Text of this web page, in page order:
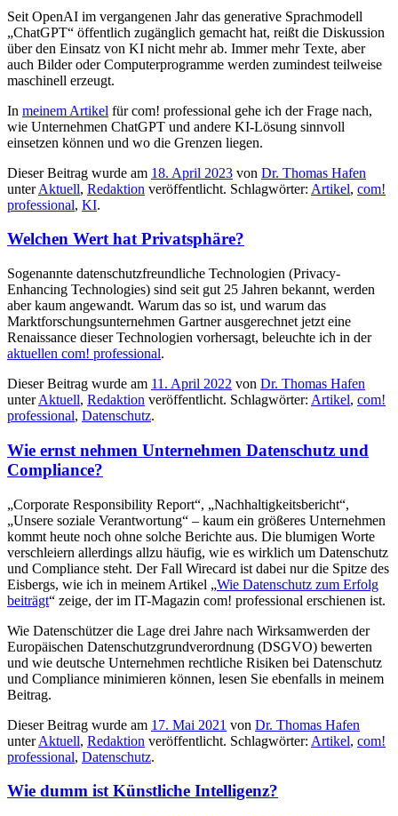
Seit OpenAI im vergangenen Jahr das generative Sprachmodell
„ChatGPT“ öffentlich zugänglich gemacht hat, reißt die Diskussion
über den Einsatz von KI nicht mehr ab. Immer mehr Texte, aber
auch Bilder oder Computerprogramme werden zumindest teilweise
maschinell erzeugt.
In meinem Artikel für com! professional gehe ich der Frage nach,
wie Unternehmen ChatGPT und andere KI-Lösung sinnvoll
einsetzen können und wo die Grenzen liegen.
Dieser Beitrag wurde am 18. April 2023 von Dr. Thomas Hafen
unterAktuell, Redaktion veröffentlicht. Schlagwörter: Artikel, com!
professional, KI.
Welchen Wert hat Privatsphäre?
Sogenannte datenschutzfreundliche Technologien (Privacy-
Enhancing Technologies) sind seit gut 25 Jahren bekannt, werden
aber kaum angewandt. Warum das so ist, und warum das
Marktforschungsunternehmen Gartner ausgerechnet jetzt eine
Renaissance dieser Technologien vorhersagt, beleuchte ich in der
aktuellen com! professional.
Dieser Beitrag wurde am 11. April 2022 von Dr. Thomas Hafen
unterAktuell, Redaktion veröffentlicht. Schlagwörter: Artikel, com!
professional, Datenschutz.
Wie ernst nehmen Unternehmen Datenschutz und
Compliance?
„Corporate Responsibility Report“, „Nachhaltigkeitsbericht“,
„Unsere soziale Verantwortung“ – kaum ein größeres Unternehmen
kommt heute noch ohne solche Berichte aus. Die blumigen Worte
verschleiern allerdings allzu häufig, wie es wirklich um Datenschutz
und Compliance steht. Der Fall Wirecard ist dabei nur die Spitze des
Eisbergs, wie ich in meinem Artikel „Wie Datenschutz zum Erfolg
beiträgt“ zeige, der im IT-Magazin com! professional erschienen ist.
Wie Datenschützer die Lage drei Jahre nach Wirksamwerden der
Europäischen Datenschutzgrundverordnung (DSGVO) bewerten
und wie deutsche Unternehmen rechtliche Risiken bei Datenschutz
und Compliance minimieren können, lesen Sie ebenfalls in meinem
Beitrag.
Dieser Beitrag wurde am 17. Mai 2021 von Dr. Thomas Hafen
unterAktuell, Redaktion veröffentlicht. Schlagwörter: Artikel, com!
professional, Datenschutz.
Wie dumm ist Künstliche Intelligenz?